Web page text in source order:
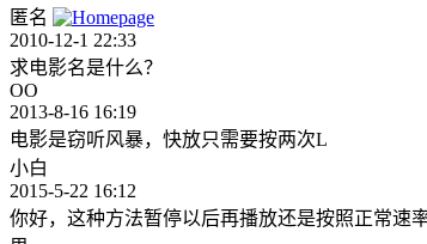
匿名
2010-12-1 22:33
求电影名是什么？
OO
2013-8-16 16:19
电影是窃听风暴，快放只需要按两次L
小白
2015-5-22 16:12
你好，这种方法暂停以后再播放还是按照正常速